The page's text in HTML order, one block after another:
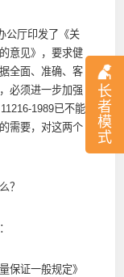
长
者
模
式
厅印发了《关
意见》，要求健
全面、准确、客
必须进一步加强
1989已不能
需要，对这两个
？
证一般规定》